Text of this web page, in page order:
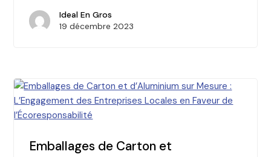
Ideal En Gros
19 décembre 2023
Emballages de Carton et